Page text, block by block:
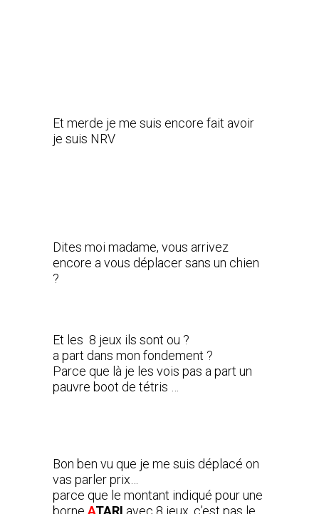
Et merde je me suis encore fait avoir
je suis NRV
Dites moi madame, vous arrivez
encore a vous déplacer sans un chien
?
Et les 8 jeux ils sont ou ?
a part dans mon fondement ?
Parce que là je les vois pas a part un
pauvre boot de tétris …
Bon ben vu que je me suis déplacé on
vas parler prix…
parce que le montant indiqué pour une
borne ATARI avec 8 jeux, c’est pas le